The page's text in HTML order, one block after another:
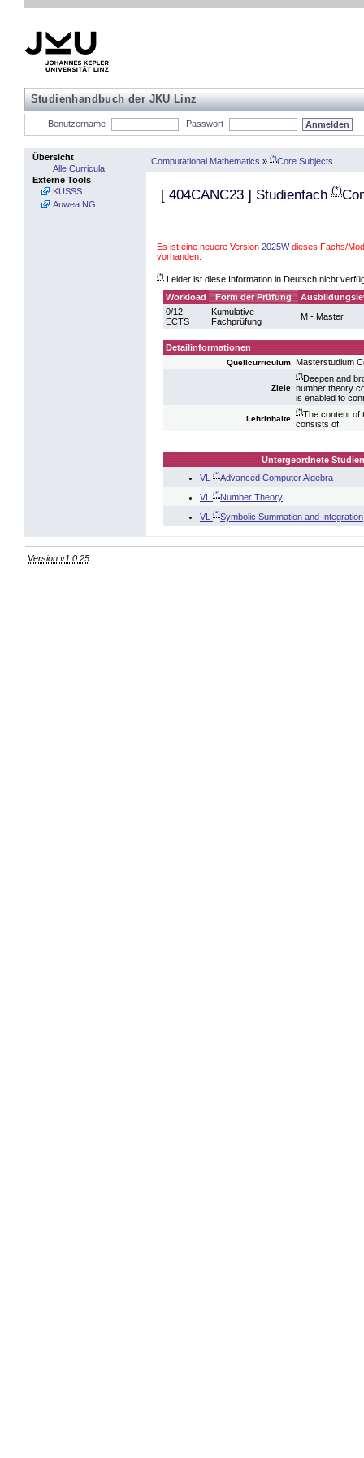
Studienhandbuch der JKU Linz
Benutzername Passwort
Übersicht
Alle Curricula
Externe Tools
KUSSS
Auwea NG
Computational Mathematics » (*)Core Subjects
[ 404CANC23 ] Studienfach (*)
Es ist eine neuere Version 2025Wdieses Fachs/
vorhanden.
(*) Leider ist diese Information in Deutsch nicht
Workload
Form der Prüfung
0/12
ECTS
Kumulative
Fachprüfung
M - Master
Detailinformationen
Quellcurriculum Masterstudium
Ziele
(*)Deepen and
number theory
is enabled to
Lehrinhalte
(*)The content of
consists of.
Untergeordnete
VL
(*)Advanced Computer Algebra
VL
(*)Number Theory
VL
(*)Symbolic Summation and Integration
Version v1.0.25